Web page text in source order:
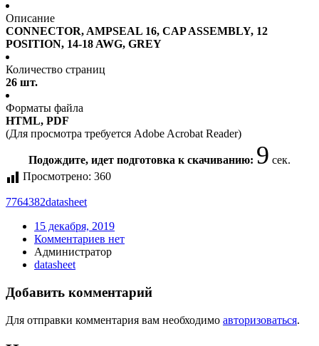
Описание
CONNECTOR, AMPSEAL 16, CAP ASSEMBLY, 12
POSITION, 14-18 AWG, GREY
Количество страниц
26 шт.
Форматы файла
HTML, PDF
(Для просмотра требуется Adobe Acrobat Reader)
Подождите, идет подготовка к скачиванию: 9 сек.
Просмотрено: 360
7764382datasheet
15 декабря, 2019
Комментариев нет
Администратор
datasheet
Добавить комментарий
Для отправки комментария вам необходимо авторизоваться.